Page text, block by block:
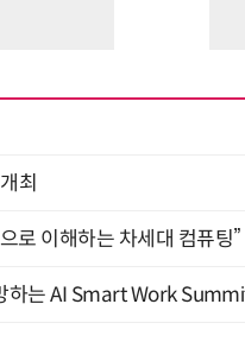
최
로 이해하는 차세대 컴퓨팅
하는 AI Smart Work